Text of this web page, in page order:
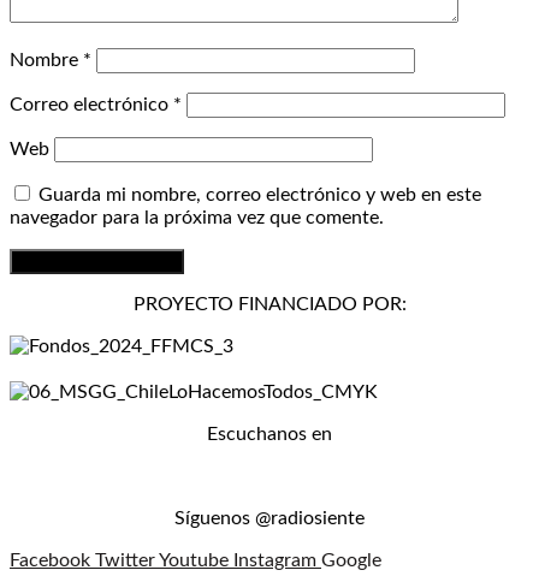
Nombre *
Correo electrónico *
Web
Guarda mi nombre, correo electrónico y web en este
navegador para la próxima vez que comente.
PROYECTO FINANCIADO POR:
Escuchanos en
Síguenos @radiosiente
Facebook TwitterYoutube Instagram Google